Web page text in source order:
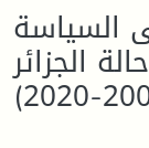
السياسة
الجزائر